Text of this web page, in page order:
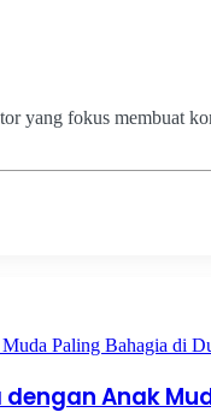
yang fokus membuat
Anak